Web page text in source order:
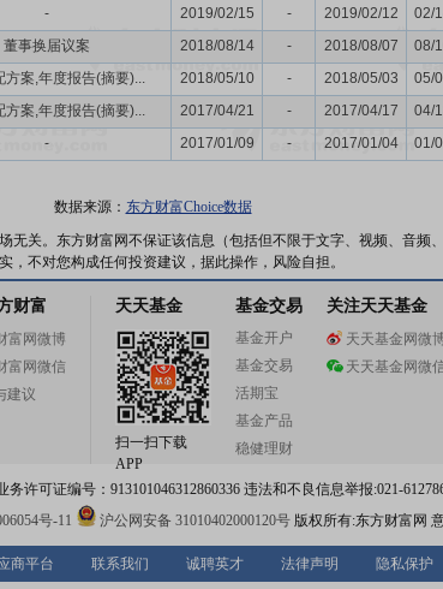
- 2019/02/15 - 2019/02/12 02/
董事换届议案 2018/08/14 - 2018/08/07 08/
方案,年度报告(摘要)... 2018/05/10 - 2018/05/03 05/
方案,年度报告(摘要)... 2017/04/21 - 2017/04/17 04/
- 2017/01/09 - 2017/01/04 01/
数据来源： 东方财富Choice数据
无关。东方财富网不保证该信息（包括但不限于文字、视频、音频
不对您构成任何投资建议，据此操作，风险自担。
财富
富网微博
富网微信
建议
天天基金
扫一扫下载
APP
基金交易
基金开户
基金交易
活期宝
基金产品
稳健理财
关注天天基金
天天基金网微
天天基金网微
许可证编号：913101046312860336 违法和不良信息举报:021-
号-11 沪公网安备 31010402000120号版权所有:东方财富网
商平台 联系我们 诚聘英才 法律声明 隐私保护